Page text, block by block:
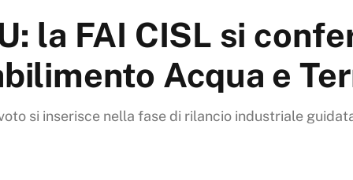
la FAI CISL si
Acqua e
si inserisce nella fase di rilancio industriale